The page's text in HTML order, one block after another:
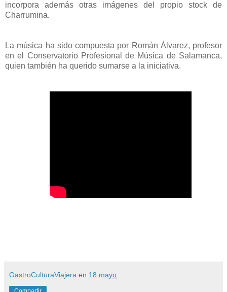
incorpora además otras imágenes del propio stock de
Charrumina.
La música ha sido compuesta por Román Álvarez, profesor
en el Conservatorio Profesional de Música de Salamanca,
quien también ha querido sumarse a la iniciativa.
GastroCulturaViajera en 18 mayo